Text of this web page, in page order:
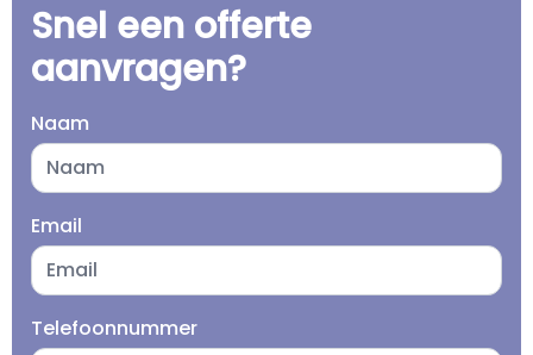
Snel een offerte
aanvragen?
Naam
Email
Telefoonnummer